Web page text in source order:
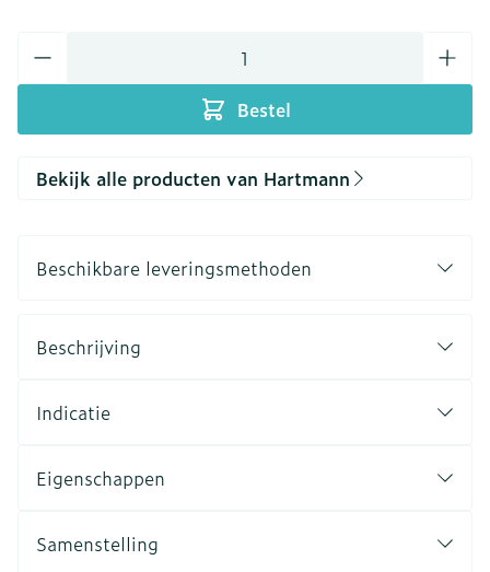
Bestel
Bekijk alle producten van Hartmann
Beschikbare leveringsmethoden
Beschrijving
Indicatie
Eigenschappen
Samenstelling